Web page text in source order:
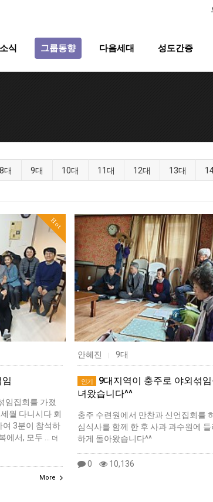
식 그룹동향 다음세대 성도간증
8대 9대 10대 11대 12대 13대
Hot
임집회를 가졌
월 다니시다 회
여 3분이 참석하
에서, 모두 … 더
More
안혜진 9대
인기
9대지역이 충주로 야외섞
녀왔습니다^^
충주 수련원에서 만찬과 신언집회를
심식사를 함께 한 후 사과 과수원에 들
하게 돌아왔습니다^^
0 10,136